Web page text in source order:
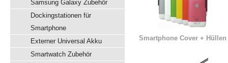
Samsung Galaxy Zubehör
Dockingstationen für
Smartphone
Externer Universal Akku
Smartwatch Zubehör
Smartphone Cover + Hüllen